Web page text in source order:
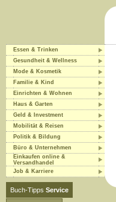
Essen & Trinken
Gesundheit & Wellness
Mode & Kosmetik
Familie & Kind
Einrichten & Wohnen
Haus & Garten
Geld & Investment
Mobilität & Reisen
Politik & Bildung
Büro & Unternehmen
Einkaufen online &
Versandhandel
Job & Karriere
Buch-Tipps Service